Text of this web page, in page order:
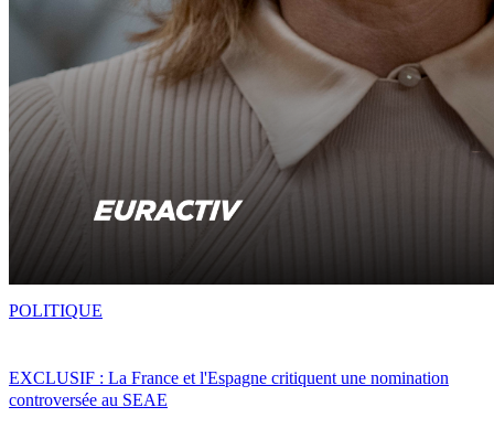
EXCLUSIF : La France et l'Espagne critiquent une nomination
controversée au SEAE
POLITIQUE